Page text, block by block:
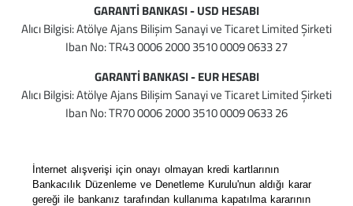
GARANTİ BANKASI - USD HESABI
Alıcı Bilgisi: Atölye Ajans Bilişim Sanayi ve Ticaret Limited Şirketi
Iban No: TR43 0006 2000 3510 0009 0633 27
GARANTİ BANKASI - EUR HESABI
Alıcı Bilgisi: Atölye Ajans Bilişim Sanayi ve Ticaret Limited Şirketi
Iban No: TR70 0006 2000 3510 0009 0633 26
İnternet alışverişi için onayı olmayan kredi kartlarının
Bankacılık Düzenleme ve Denetleme Kurulu'nun aldığı karar
gereği ile bankanız tarafından kullanıma kapatılma kararının